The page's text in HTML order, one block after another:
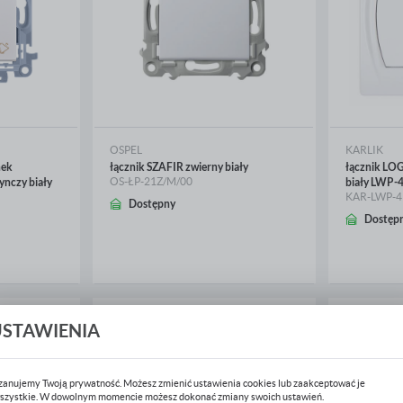
biały
OSPEL
łącznik SZAFIR zwierny biały
OS-ŁP-21Z/M/00
Dostępny
KARLIK
łącznik
biały LWP-4
KAR-LWP-4
Twoją prywatność. Możesz zmienić ustawienia cookies lub zaakceptować je
W dowolnym momencie możesz dokonać zmiany swoich ustawień.